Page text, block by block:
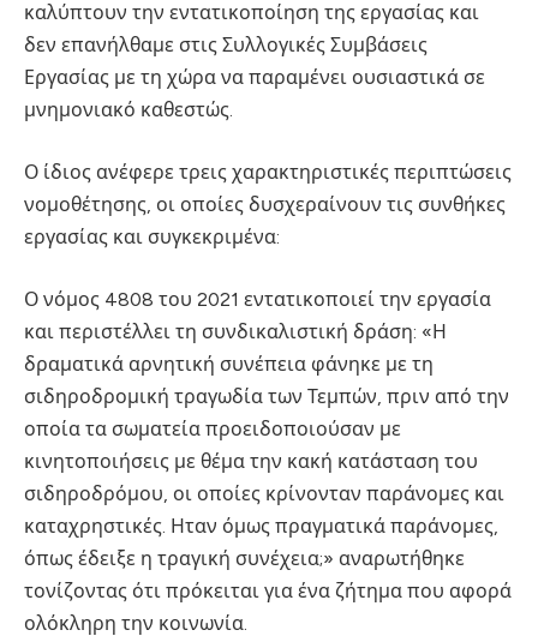
καλύπτουν την εντατικοποίηση της εργασίας και
δεν επανήλθαμε στις Συλλογικές Συμβάσεις
Εργασίας με τη χώρα να παραμένει ουσιαστικά σε
μνημονιακό καθεστώς.
Ο ίδιος ανέφερε τρεις χαρακτηριστικές περιπτώσεις
νομοθέτησης, οι οποίες δυσχεραίνουν τις συνθήκες
εργασίας και συγκεκριμένα:
Ο νόμος 4808 του 2021 εντατικοποιεί την εργασία
και περιστέλλει τη συνδικαλιστική δράση: «Η
δραματικά αρνητική συνέπεια φάνηκε με τη
σιδηροδρομική τραγωδία των Τεμπών, πριν από την
οποία τα σωματεία προειδοποιούσαν με
κινητοποιήσεις με θέμα την κακή κατάσταση του
σιδηροδρόμου, οι οποίες κρίνονταν παράνομες και
καταχρηστικές. Ηταν όμως πραγματικά παράνομες,
όπως έδειξε η τραγική συνέχεια;» αναρωτήθηκε
τονίζοντας ότι πρόκειται για ένα ζήτημα που αφορά
ολόκληρη την κοινωνία.